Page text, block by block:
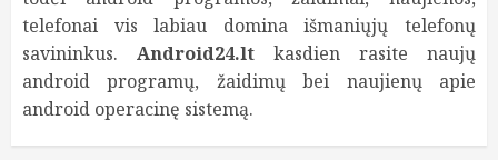
telefonai vis labiau domina išmaniųjų telefonų
savininkus. Android24.lt kasdien rasite naujų
android programų, žaidimų bei naujienų apie
android operacinę sistemą.